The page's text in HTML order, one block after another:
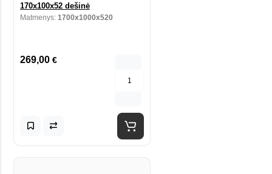
170x100x52 dešinė
Matmenys: 1700x1000x520
269,00 €